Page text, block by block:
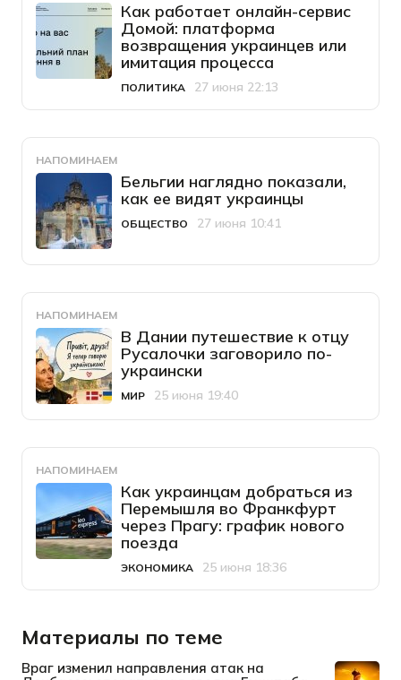
Как работает онлайн-сервис
Домой: платформа
возвращения украинцев или
имитация процесса
Категория
ПОЛИТИКА
Дата публикации
27 июня 22:13
НАПОМИНАЕМ
Бельгии наглядно показали,
как ее видят украинцы
Категория
ОБЩЕСТВО
Дата публикации
27 июня 10:41
НАПОМИНАЕМ
В Дании путешествие к отцу
Русалочки заговорило по-
украински
Категория
МИР
Дата публикации
25 июня 19:40
НАПОМИНАЕМ
Как украинцам добраться из
Перемышля во Франкфурт
через Прагу: график нового
поезда
Категория
ЭКОНОМИКА
Дата публикации
25 июня 18:36
Материалы по теме
Враг изменил направления атак на